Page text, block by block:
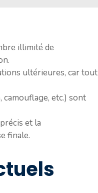
illimité de
ultérieures, car tout
camouflage, etc.) sont
et la
finale.